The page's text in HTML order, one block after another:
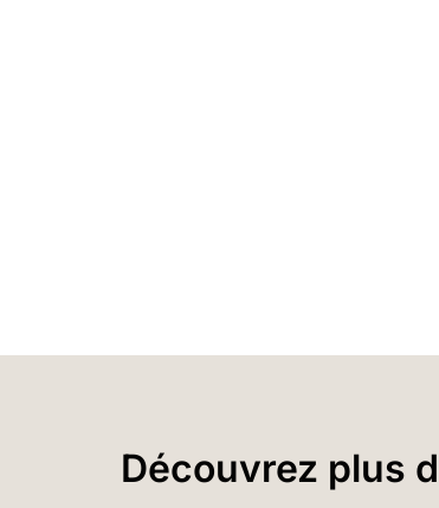
Découvrez plus